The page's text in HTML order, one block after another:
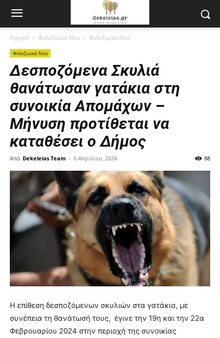
Αρχική Φιλοζωικά Νέα Φιλοζωικά Νέα
Φιλοζωικά Νέα
Δεσποζόμενα Σκυλιά
θανάτωσαν γατάκια στη
συνοικία Απομάχων –
Μήνυση προτίθεται να
καταθέσει ο Δήμος
Από Dekeleias Team - 6 Απριλίου, 2024 88
Η επίθεση δεσποζόμενων σκυλιών στα γατάκια, με
συνέπεια τη θανάτωσή τους, έγινε την 19η και την 22α
Φεβρουαρίου 2024 στην περιοχή της συνοικίας